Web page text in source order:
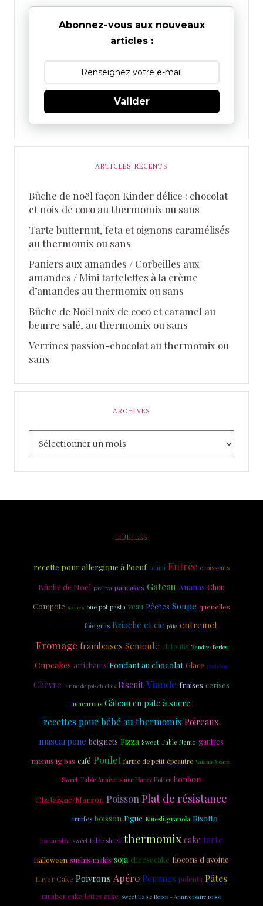
Abonnez-vous aux nouveaux
articles :
Valider
ARTICLES RÉCENTS
Bûche de noël façon Kinder délice : chocolat
et noix de coco au thermomix ou sans
Tarte butternut, feta et oignons caramélisés
au thermomix ou sans
Paniers aux amandes / Corbeilles aux
amandes / Mini tartelettes à la crème
d’amandes au thermomix ou sans
Bûche de Noël noix de coco et caramel au
beurre salé, au thermomix ou sans
Verrines passion-chocolat au thermomix ou
sans
ARCHIVES
LIBELLÉS
recette pour allergique à l'oeuf tahini Entrée croissants
Bûche de Noel pavlova pancakes Gateau Ananas Chou
Compote scones one pot pasta veau Pêches Soupe quenelles
foie gras Brioche et cie pâte entremet
Fromage framboises Semoule clafoutis Tendres Perles
Cupcakes artichauts Fondant au chocolat Glace Push Pop
Chèvre farine de pois chiches Biscuit Viande fraises cerises
macarons Gâteau en pâte à sucre
recettes pour bébé au thermomix Poireaux
mascarpone beignets Pizza Sweet Table Nemo gaufres
menus ig bas café Poulet farine de petit épeautre Vaiana/Moana
Sweet Table Anniversaire Harry Potter bonbon
Chataigne/Marron Poisson Plat de résistance
truffes boisson Figue Muesli/granola Risotto
panacotta sweet table shrek thermomix cake tarte
Halloween sushis/makis soja cheesecake flocons d'avoine
Layer Cake Poivrons Apéro Pommes polenta Pâtes
number cake/letter cake Sweet Table Robot - Anniversaire robot